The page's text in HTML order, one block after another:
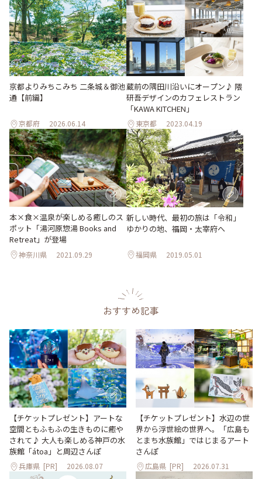
京都よりみちこみち 二条城＆御池
通【前編】
京都府 2026.06.14
蔵前の隅田川沿いにオープン♪ 隈
研吾デザインのカフェレストラン
「KAWA KITCHEN」
東京都 2023.04.19
本×食×温泉が楽しめる癒しのス
ポット「湯河原惣湯 Books and
Retreat」が登場
神奈川県 2021.09.29
新しい時代、最初の旅は「令和」
ゆかりの地、福岡・太宰府へ
福岡県 2019.05.01
おすすめ記事
【チケットプレゼント】アートな
空間ともふもふの生きものに癒や
されて♪ 大人も楽しめる神戸の水
族館「átoa」と周辺さんぽ
兵庫県 [PR] 2026.08.07
【チケットプレゼント】水辺の世
界から浮世絵の世界へ。「広島も
とまち水族館」ではじまるアート
さんぽ
広島県 [PR] 2026.07.31